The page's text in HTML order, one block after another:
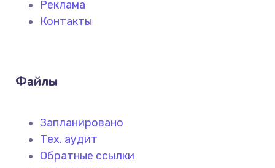
Реклама
Контакты
Файлы
Запланировано
Тех. аудит
Обратные ссылки